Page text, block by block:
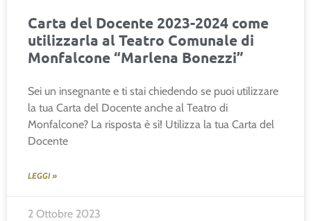
Carta del Docente 2023-2024 come
utilizzarla al Teatro Comunale di
Monfalcone “Marlena Bonezzi”
Sei un insegnante e ti stai chiedendo se puoi utilizzare
la tua Carta del Docente anche al Teatro di
Monfalcone? La risposta è sì! Utilizza la tua Carta del
Docente
LEGGI »
2 Ottobre 2023